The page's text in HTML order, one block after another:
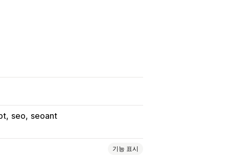
seo seoant
기능 표시